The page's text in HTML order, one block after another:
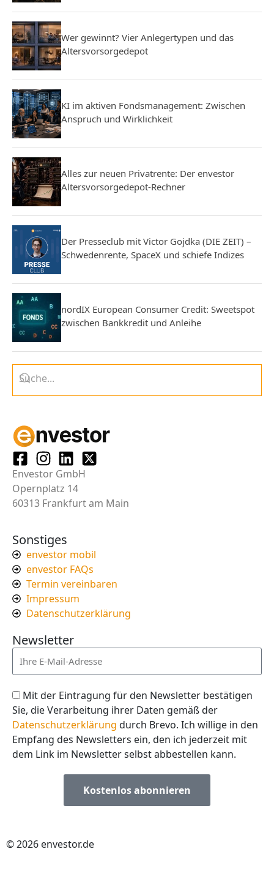
Wer gewinnt? Vier Anlegertypen und das
Altersvorsorgedepot
KI im aktiven Fondsmanagement: Zwischen
Anspruch und Wirklichkeit
Alles zur neuen Privatrente: Der envestor
Altersvorsorgedepot-Rechner
Der Presseclub mit Victor Gojdka (DIE ZEIT) –
Schwedenrente, SpaceX und schiefe Indizes
nordIX European Consumer Credit: Sweetspot
zwischen Bankkredit und Anleihe
Envestor GmbH
Opernplatz 14
60313 Frankfurt am Main
Sonstiges
envestor mobil
envestor FAQs
Termin vereinbaren
Impressum
Datenschutzerklärung
Newsletter
Mit der Eintragung für den Newsletter bestätigen
Sie, die Verarbeitung ihrer Daten gemäß der
Datenschutzerklärung durch Brevo. Ich willige in den
Empfang des Newsletters ein, den ich jederzeit mit
dem Link im Newsletter selbst abbestellen kann.
Kostenlos abonnieren
© 2026 envestor.de